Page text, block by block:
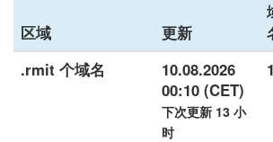
区域 更新
.rmit 个域名
10.08.2026
00:10 (CET)
下次更新 13 小
时
1